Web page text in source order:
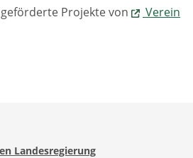
Projekte von
Verein
Landesregierung